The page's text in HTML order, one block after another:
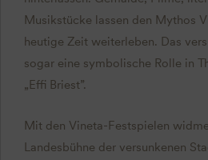
Musikstücke lassen den Mythos
heutige Zeit weiterleben. Das
sogar eine symbolische Rolle in
„Effi Briest”.
Mit den Vineta-Festspielen
Landesbühne der versunkenen